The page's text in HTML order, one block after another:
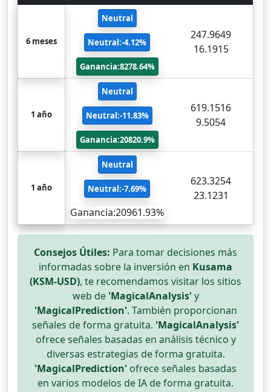
6 meses
Neutral
Neutral:-4.12%
Ganancia:8278.64%
247.9649
16.1915
1 año
Neutral
Neutral:-11.83%
Ganancia:20820.9%
619.1516
9.5054
1 año
Neutral
Neutral:-7.69%
Ganancia:20961.93%
623.3254
23.1231
Consejos Útiles: Para tomar decisiones más
informadas sobre la inversión en Kusama
(KSM-USD), te recomendamos visitar los sitios
web de 'MagicalAnalysis'y
'MagicalPrediction'. También proporcionan
señales de forma gratuita. 'MagicalAnalysis'
ofrece señales basadas en análisis técnico y
diversas estrategias de forma gratuita.
'MagicalPrediction' ofrece señales basadas
en varios modelos de IA de forma gratuita.